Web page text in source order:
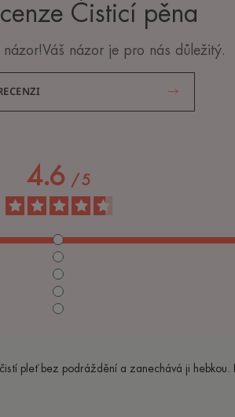
Čisticí pěna
názor je pro nás důležitý.
4.6 /5
pleť bez podráždění a zanechává ji